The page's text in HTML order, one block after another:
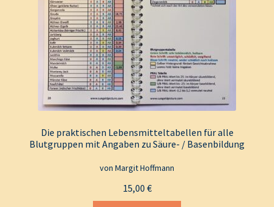
Die praktischen Lebensmitteltabellen für alle
Blutgruppen mit Angaben zu Säure- / Basenbildung
von Margit Hoffmann
15,00 €